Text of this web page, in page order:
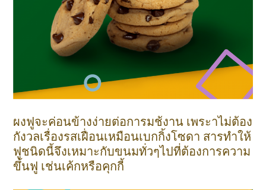
ผงฟูจะค่อนข้างง่ายต่อการมช้งาน เพระาไม่ต้อง
กังวลเรื่องรสเฝื่อนเหมือนเบกกิ้งโซดา สารทำให้
ฟูชนิดนี้จึงเหมาะกับขนมทั่วๆไปที่ต้องการความ
ขึ้นฟู เช่นเค้กหรือคุกกี้